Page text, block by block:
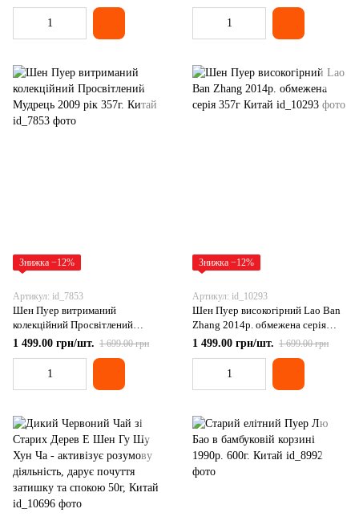
Знижка −12%
Артикул: id_7853
Шен Пуер витриманий
колекційний Просвітлений
Мудрець 2009 рік 357г. Китай
1 499.00 грн/шт. 1 699.00 грн
Знижка −12%
Артикул: id_10293
Шен Пуер високогірний Lao Ban
Zhang 2014р. обмежена серія
357г Китай
1 499.00 грн/шт. 1 699.00 грн